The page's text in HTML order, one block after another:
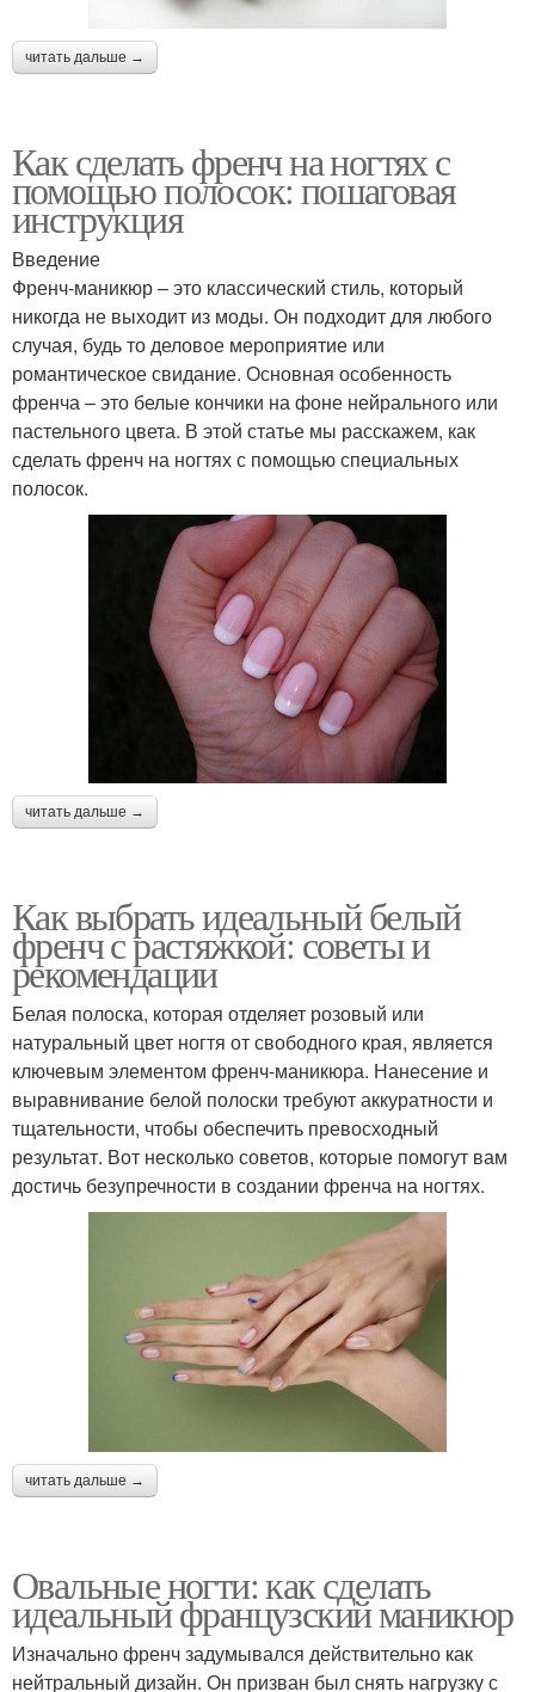
читать дальше →
Как сделать френч на ногтях с
помощью полосок: пошаговая
инструкция
Введение
Френч-маникюр – это классический стиль, который
никогда не выходит из моды. Он подходит для любого
случая, будь то деловое мероприятие или
романтическое свидание. Основная особенность
френча – это белые кончики на фоне нейрального или
пастельного цвета. В этой статье мы расскажем, как
сделать френч на ногтях с помощью специальных
полосок.
читать дальше →
Как выбрать идеальный белый
френч с растяжкой: советы и
рекомендации
Белая полоска, которая отделяет розовый или
натуральный цвет ногтя от свободного края, является
ключевым элементом френч-маникюра. Нанесение и
выравнивание белой полоски требуют аккуратности и
тщательности, чтобы обеспечить превосходный
результат. Вот несколько советов, которые помогут вам
достичь безупречности в создании френча на ногтях.
читать дальше →
Овальные ногти: как сделать
идеальный французский маникюр
Изначально френч задумывался действительно как
нейтральный дизайн. Он призван был снять нагрузку с